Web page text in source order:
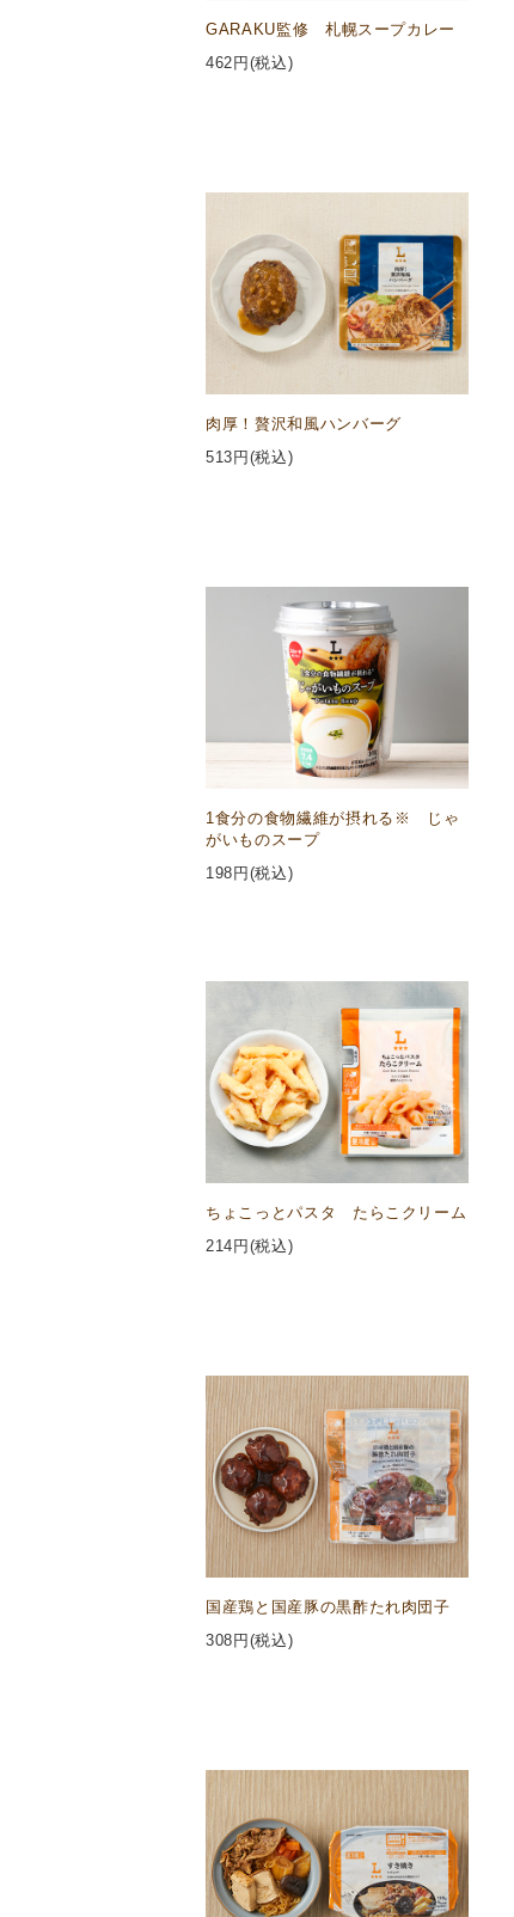
GARAKU監修 札幌スープカレー
462 円(税込)
肉厚！贅沢和風ハンバーグ
513 円(税込)
1食分の食物繊維が摂れる※ じゃ
がいものスープ
198 円(税込)
ちょこっとパスタ たらこクリーム
214 円(税込)
国産鶏と国産豚の黒酢たれ肉団子
308 円(税込)